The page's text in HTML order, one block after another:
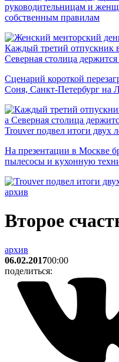
руководительницам и
собственным правилам
Каждый третий отпускник
Северная столица
Сценарий короткой
Соня, Санкт-Петербург на
Trouver подвел итоги двух
На презентации в Москве
пылесосы и кухонную
архив
Второе
архив
06.02.201700:00
поделиться: